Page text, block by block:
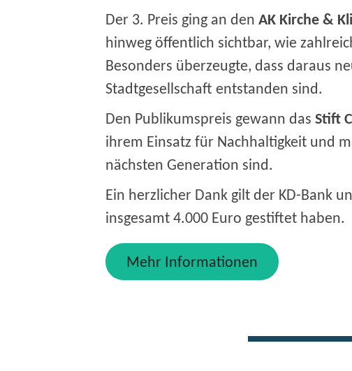
Der 3. Preis ging an den AK Kirche &
hinweg öffentlich sichtbar, wie
Besonders überzeugte, dass daraus
Stadtgesellschaft entstanden sind.
Den Publikumspreis gewann das Stift
ihrem Einsatz für Nachhaltigkeit und
nächsten Generation sind.
Ein herzlicher Dank gilt der KD-Bank
insgesamt 4.000 Euro gestiftet haben.
Mehr Informationen